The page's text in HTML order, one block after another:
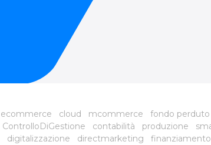
ecommerce cloud mcommerce fondo perduto
ControlloDiGestione contabilità produzione
digitalizzazione directmarketing finanziamento